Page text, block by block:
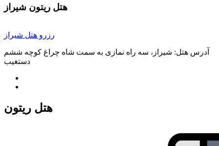
هتل ریتون شیراز
رزرو هتل شیراز
آدرس هتل: شیراز، سه راه نمازی به سمت شاه چراغ کوچه ششم
دستغیب
هتل ریتون